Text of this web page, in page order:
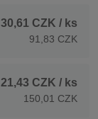
30,61 CZK / ks
91,83 CZK
21,43 CZK / ks
150,01 CZK